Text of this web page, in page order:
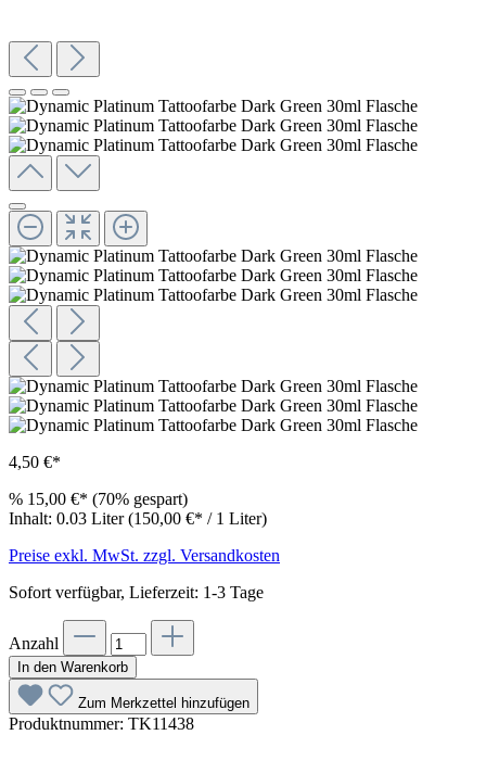
4,50 €*
% 15,00 €* (70% gespart)
Inhalt: 0.03 Liter(150,00 €* / 1 Liter)
Preise exkl. MwSt. zzgl. Versandkosten
Sofort verfügbar, Lieferzeit: 1-3 Tage
Anzahl
In den Warenkorb
Zum Merkzettel hinzufügen
Produktnummer: TK11438